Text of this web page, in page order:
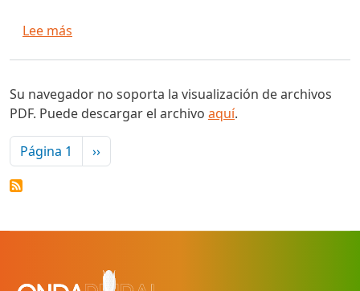
Lee más
Su navegador no soporta la visualización de archivos
PDF. Puede descargar el archivo aquí.
Paginación
Página 1 Siguiente página
››